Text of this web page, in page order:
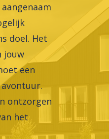
doel. Het
jouw
een
ontzorgen
het